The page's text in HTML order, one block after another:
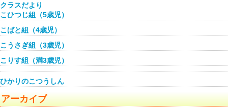
クラスだより
こひつじ組（5歳児）
こばと組（4歳児）
こうさぎ組（3歳児）
こりす組（満3歳児）
ひかりのこつうしん
アーカイブ